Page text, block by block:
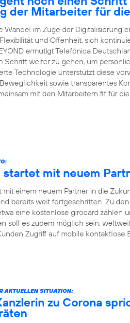
der Mitarbeiter für
Wandel im Zuge der Digitalisierung
und Offenheit, sich
ermutigt Telefónica
Schritt weiter zu gehen, um
Technologie unterstützt diese
sowie transparentes
mit den Mitarbeitern fit für
startet mit neuem
mit einem neuem Partner in die
bereits weit fortgeschritten. Zu
eine kostenlose girocard zählen
soll es zudem möglich sein,
Zugriff auf mobile kontaktlose
AKTUELLEN SITUATION:
zu Corona